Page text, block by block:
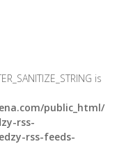
is
public_html/
rss-
rss-feeds-